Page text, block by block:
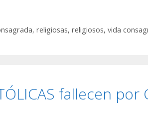
,religiosas,religiosos,vida
fallecen